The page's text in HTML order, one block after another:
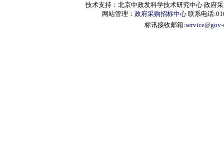
技术支持：北京中政发科学技术研究中心 政府
网站管理： 政府采购招标中心 联系电话
标讯接收邮箱: